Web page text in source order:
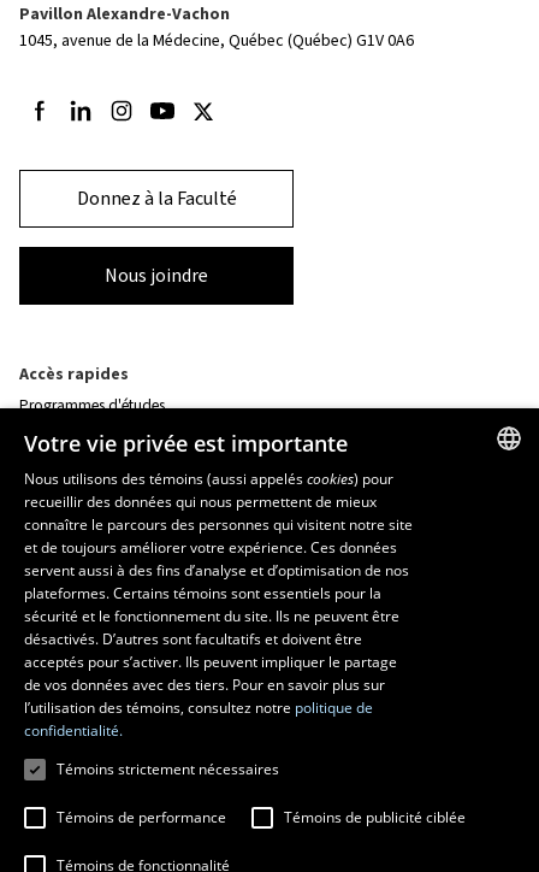
Pavillon Alexandre-Vachon
1045, avenue de la Médecine, Québec (Québec) G1V 0A6
Suivez-nous sur Facebook
Suivez-nous sur LinkedIn
Suivez-nous sur Instagram
Suivez-nous sur Youtube
Suivez-nous sur Twitter
Donnez à la Faculté
Nous joindre
Accès rapides
Programmes d'études
Nos départements et école
Foire aux questions
Ressources
monPortail
MESURES D'URGENCE
Composer le418 656-5555
Votre vie privée est importante
Nous utilisons des témoins (aussi appeléscookies) pour
recueillir des données qui nous permettent de mieux
connaître le parcours des personnes qui visitent notre site
et de toujours améliorer votre expérience. Ces données
servent aussi à des fins d’analyse et d’optimisation de nos
plateformes. Certains témoins sont essentiels pour la
sécurité et le fonctionnement du site. Ils ne peuvent être
désactivés. D’autres sont facultatifs et doivent être
acceptés pour s’activer. Ils peuvent impliquer le partage
de vos données avec des tiers. Pour en savoir plus sur
l’utilisation des témoins, consultez notre politique de
confidentialité.
Témoins strictement nécessaires
Témoins de performance Témoins de publicité ciblée
Témoins de fonctionnalité